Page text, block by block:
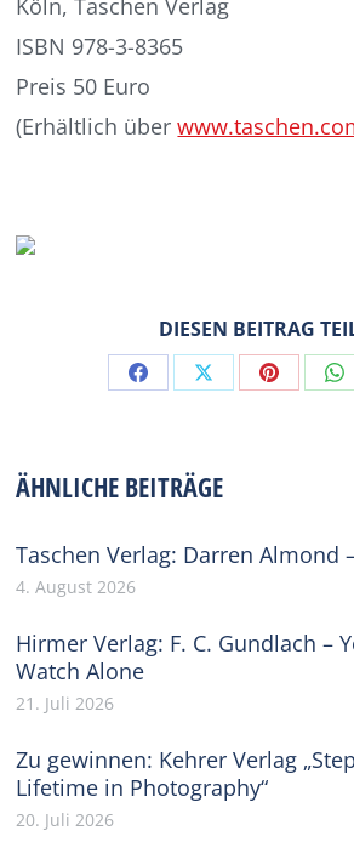
ISBN 978-3-8365
Preis 50 Euro
(Erhältlich über
DIESEN BEITRAG
Share Share Share
ÄHNLICHE BEITRÄGE
Taschen Verlag: Darren Almond
4. August 2026
Hirmer Verlag: F. C. Gundlach –
Watch Alone
21. Juli 2026
Zu gewinnen: Kehrer Verlag
Lifetime in Photography“
20. Juli 2026